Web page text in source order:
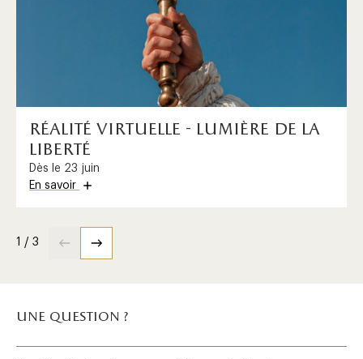
réalité virtuelle - lumière de la
liberté
Dès le 23 juin
En savoir
1 / 3
une question ?